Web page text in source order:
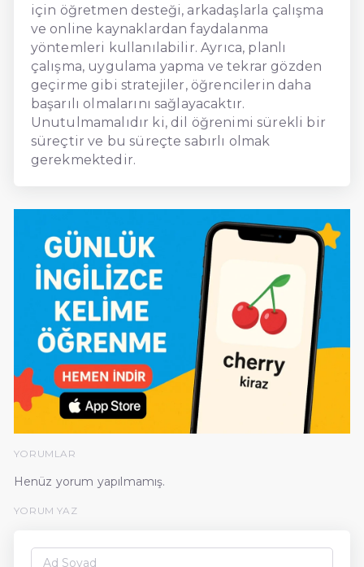
için öğretmen desteği, arkadaşlarla çalışma
ve online kaynaklardan faydalanma
yöntemleri kullanılabilir. Ayrıca, planlı
çalışma, uygulama yapma ve tekrar gözden
geçirme gibi stratejiler, öğrencilerin daha
başarılı olmalarını sağlayacaktır.
Unutulmamalıdır ki, dil öğrenimi sürekli bir
süreçtir ve bu süreçte sabırlı olmak
gerekmektedir.
YORUMLAR
Henüz yorum yapılmamış.
YORUM YAZ